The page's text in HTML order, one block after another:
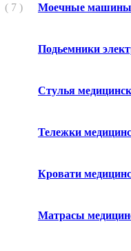
( 7 ) Моечные машины
Подьемники
Стулья
Тележки
Кровати
Матрасы